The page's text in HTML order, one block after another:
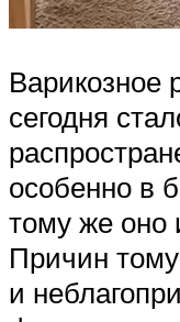
Варикозное
сегодня
особенно в
тому же оно
Причин
и